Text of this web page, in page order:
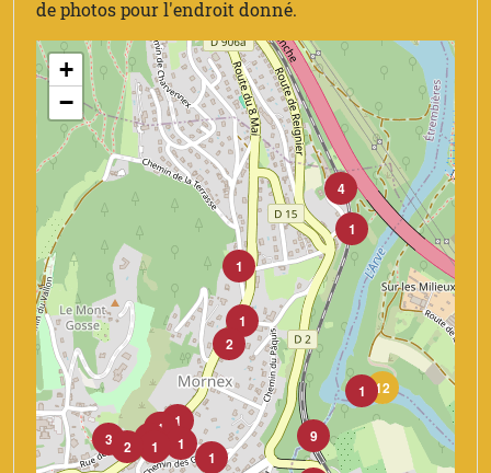
de photos pour l'endroit donné.
12
1
9
1
4
1
2
1
1
1
1
21
1
1
2
3
+
−